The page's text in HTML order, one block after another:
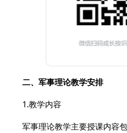
二、军事理论教学安排
1.教学内容
军事理论教学主要授课内容